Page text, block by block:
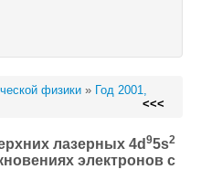
физики » Год 2001,
<<<
лазерных 4d 95s2
электронов с